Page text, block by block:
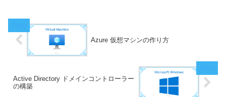
Azure 仮想マシンの作り方
Active Directory ドメインコントローラー
の構築